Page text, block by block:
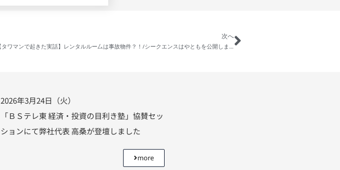
次へ
【タワマンで起きた実話】レンタルルー厶は事故物件？！/シークエンスはやともを公開しました
2026年3月24日（火）
「ＢＳテレ東 経済・投資の目利き塾」協賛セッ
ションにて弊社代表 高桑が登壇しました
more